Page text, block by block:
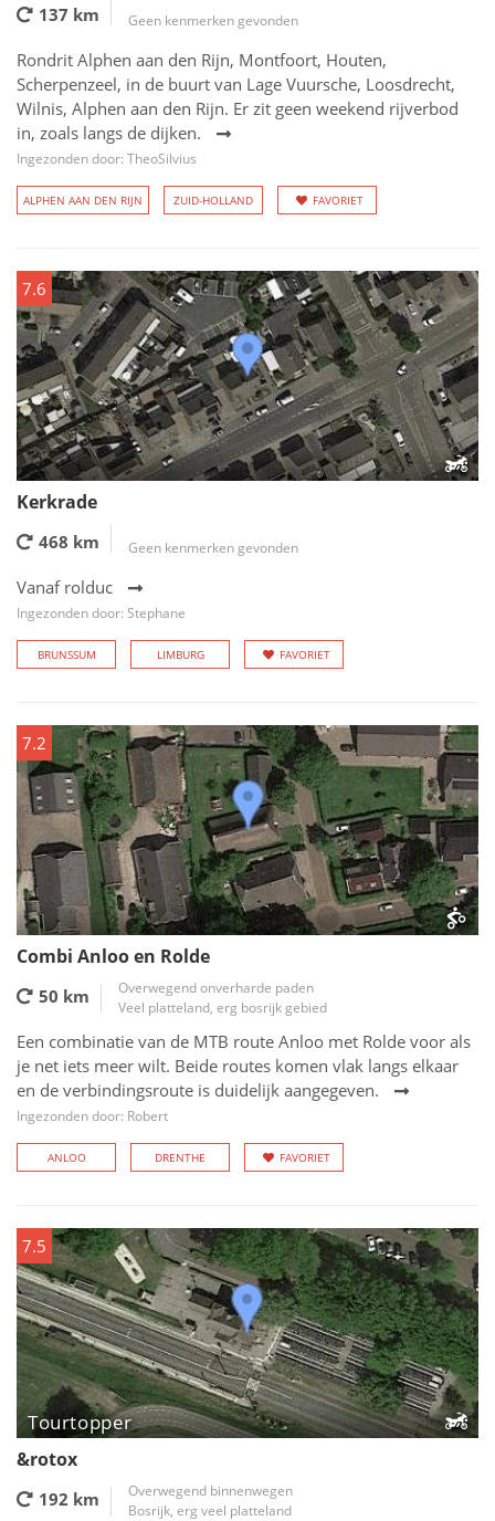
137 km Geen kenmerken gevonden
Rondrit Alphen aan den Rijn, Montfoort, Houten,
Scherpenzeel, in de buurt van Lage Vuursche, Loosdrecht,
Wilnis, Alphen aan den Rijn. Er zit geen weekend rijverbod
in, zoals langs de dijken.
Ingezonden door: TheoSilvius
ALPHEN AAN DEN RIJN ZUID-HOLLAND FAVORIET
7.6
Kerkrade
468 km Geen kenmerken gevonden
Vanaf rolduc
Ingezonden door: Stephane
BRUNSSUM LIMBURG FAVORIET
7.2
Combi Anloo en Rolde
50 km
Overwegend onverharde paden
Veel platteland, erg bosrijk gebied
Een combinatie van de MTB route Anloo met Rolde voor als
je net iets meer wilt. Beide routes komen vlak langs elkaar
en de verbindingsroute is duidelijk aangegeven.
Ingezonden door: Robert
ANLOO DRENTHE FAVORIET
7.5
Tourtopper
&rotox
192 km
Overwegend binnenwegen
Bosrijk, erg veel platteland